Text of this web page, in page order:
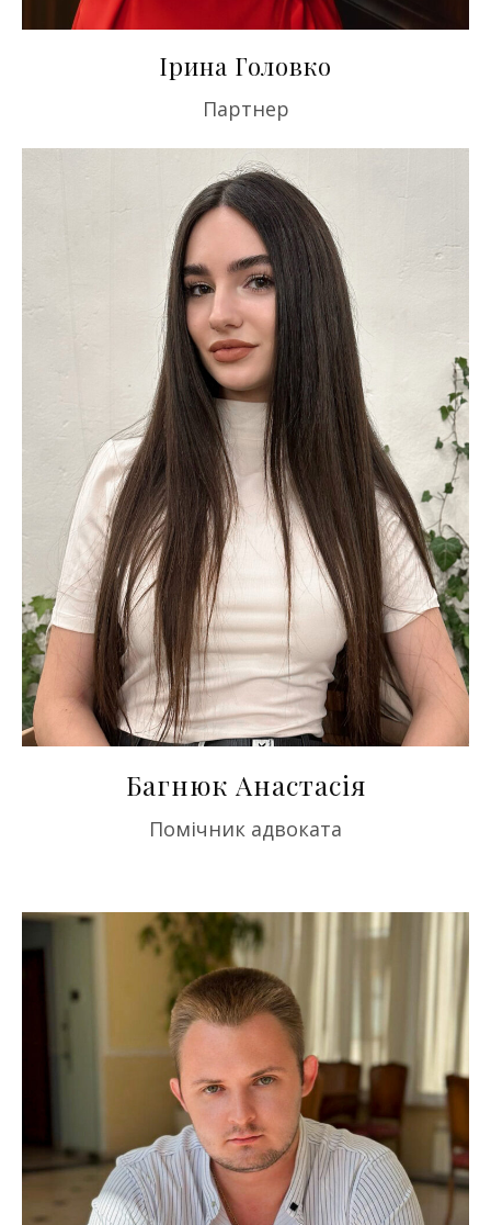
Ірина Головко
Партнер
Багнюк Анастасія
Помічник адвоката